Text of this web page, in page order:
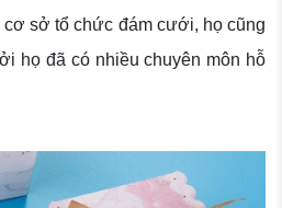
sở tổ chức đám cưới, họ cũng
họ đã có nhiều chuyên môn hỗ